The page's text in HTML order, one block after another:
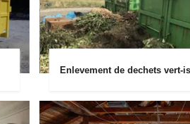
Enlevement de dechets vert-